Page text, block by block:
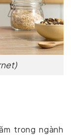
trong ngành